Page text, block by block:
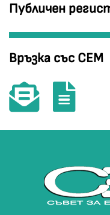
Публичен
Връзка със СЕМ